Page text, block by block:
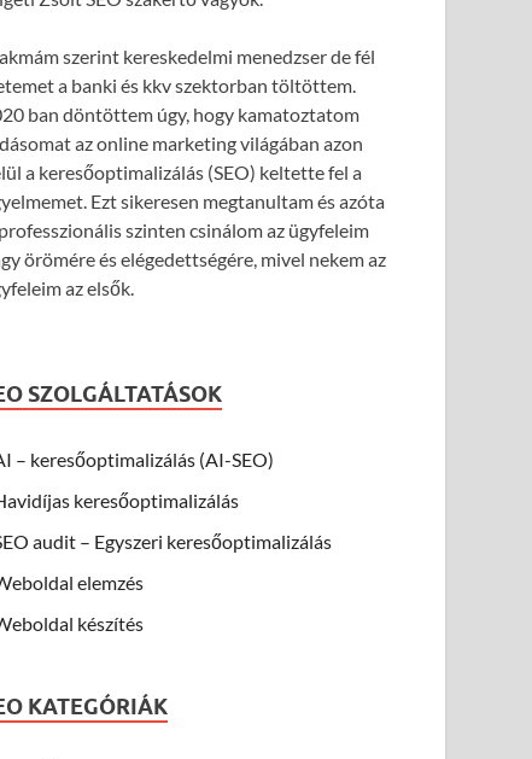
szerint kereskedelmi menedzser de fél
a banki és kkv szektorban töltöttem.
ban döntöttem úgy, hogy kamatoztatom
az online marketing világában azon
a keresőoptimalizálás (SEO) keltette fel a
Ezt sikeresen megtanultam és azóta
szinten csinálom az ügyfeleim
örömére és elégedettségére, mivel nekem az
az elsők.
SZOLGÁLTATÁSOK
– keresőoptimalizálás (AI-SEO)
keresőoptimalizálás
audit – Egyszeri keresőoptimalizálás
elemzés
készítés
KATEGÓRIÁK